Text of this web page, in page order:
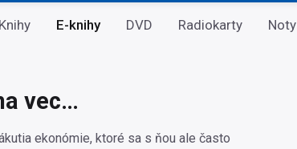
Knihy E-knihy DVD Radiokarty Noty
vec…
ekonómie, ktoré sa s ňou ale často